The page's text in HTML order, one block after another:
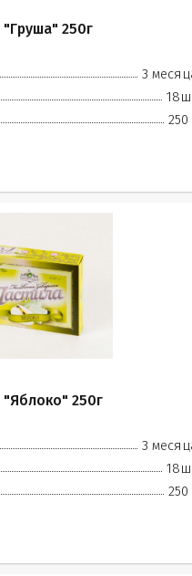
"Груша" 250г
3
250
"Яблоко" 250г
3
250